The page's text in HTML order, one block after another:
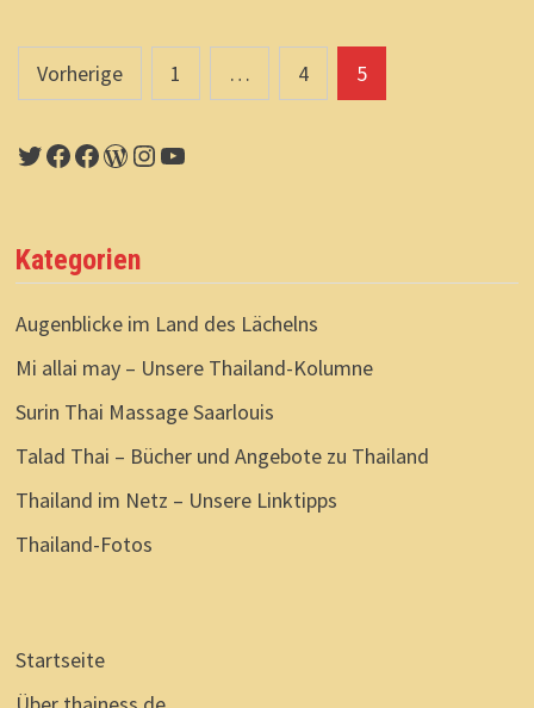
Seitennummerierung
der
Beiträge
Vorherige 1 … 4 5
Twitter
Facebook
Facebook
WordPress
Instagram
YouTube
Kategorien
Augenblicke im Land des Lächelns
Mi allai may – Unsere Thailand-Kolumne
Surin Thai Massage Saarlouis
Talad Thai – Bücher und Angebote zu Thailand
Thailand im Netz – Unsere Linktipps
Thailand-Fotos
Startseite